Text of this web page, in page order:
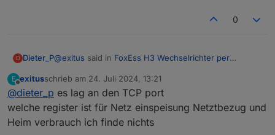
> DeviceID
Die IP-Adresse ist die des Elfin EW11
0
D Dieter_P@exitus said in FoxEss H3 Wechselrichter per
das steht in log
On error:
{"errno":-111,"code":"ECONNREFUSED","syscall":
"connect","address":"192.168.0.87","port":502}
hiernach schlägt die Modbus TCP Verbindung vom
Adapter zu Deinem Gateway fehl. Im Screenshot
E
Offline
exitusschrieb am 24. Juli 2024, 13:21
zuletzt editiert von
@dieter_p es lag an den TCP port
welche register ist für Netz einspeisung Netztbezug und
Heim verbrauch ich finde nichts